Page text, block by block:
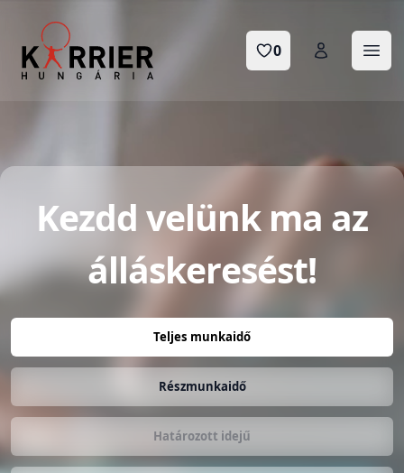
Karrier Hungária
0
Kezdd velünk ma az
álláskeresést!
Válassz típust
Teljes munkaidő
Részmunkaidő
Határozott idejű